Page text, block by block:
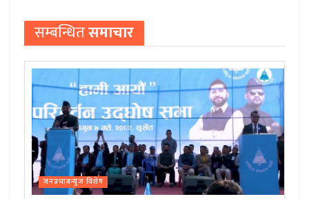
सम्बन्धितसमाचार
जनप्रभाबन्युज विशेष